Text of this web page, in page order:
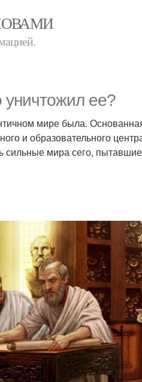
уничтожил ее?
мире была.
и образовательного
мира сего,